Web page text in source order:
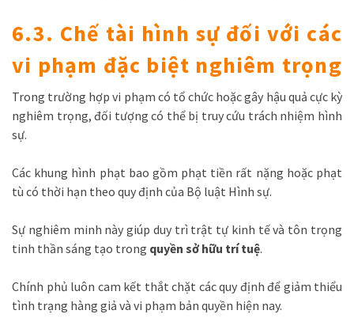
6.3. Chế tài hình sự đối với các
vi phạm đặc biệt nghiêm trọng
Trong trường hợp vi phạm có tổ chức hoặc gây hậu quả cực kỳ
nghiêm trọng, đối tượng có thể bị truy cứu trách nhiệm hình
sự.
Các khung hình phạt bao gồm phạt tiền rất nặng hoặc phạt
tù có thời hạn theo quy định của Bộ luật Hình sự.
Sự nghiêm minh này giúp duy trì trật tự kinh tế và tôn trọng
tinh thần sáng tạo trong quyền sở hữu trí tuệ.
Chính phủ luôn cam kết thắt chặt các quy định để giảm thiểu
tình trạng hàng giả và vi phạm bản quyền hiện nay.